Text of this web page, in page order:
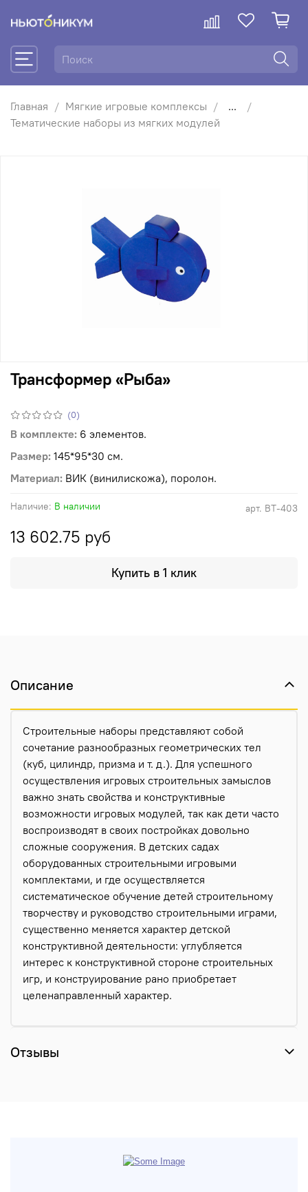
Главная Мягкие игровые комплексы
...
Тематические наборы из мягких модулей
(0)
арт. ВТ-403
Наличие: В наличии
Трансформер «Рыба»
13 602.75 руб
Купить в 1 клик
В комплекте: 6 элементов.
Размер: 145*95*30 см.
Материал: ВИК (винилискожа), поролон.
Описание
Строительные наборы представляют собой
сочетание разнообразных геометрических тел
(куб, цилиндр, призма и т. д.). Для успешного
осуществления игровых строительных замыслов
важно знать свойства и конструктивные
возможности игровых модулей, так как дети часто
воспроизводят в своих постройках довольно
сложные сооружения. В детских садах
оборудованных строительными игровыми
комплектами, и где осуществляется
систематическое обучение детей строительному
творчеству и руководство строительными играми,
существенно меняется характер детской
конструктивной деятельности: углубляется
интерес к конструктивной стороне строительных
игр, и конструирование рано приобретает
целенаправленный характер.
Отзывы